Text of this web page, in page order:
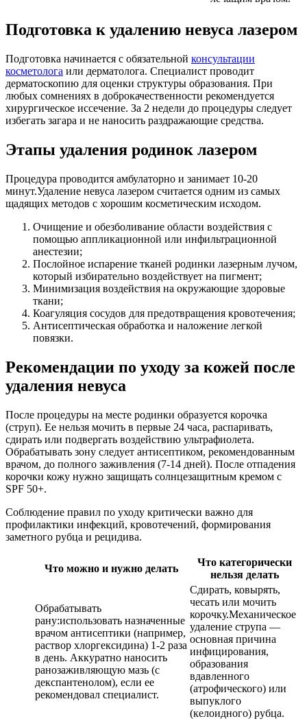
Подготовка к удалению невуса лазером
Подготовка начинается с обязательной консультации
косметолога или дерматолога. Специалист проводит
дерматоскопию для оценки структуры образования. При
любых сомнениях в доброкачественности рекомендуется
хирургическое иссечение. За 2 недели до процедуры следует
избегать загара и не наносить раздражающие средства.
Этапы удаления родинок лазером
Процедура проводится амбулаторно и занимает 10-20
минут.Удаление невуса лазером считается одним из самых
щадящих методов с хорошим косметическим исходом.
Очищение и обезболивание области воздействия с
помощью аппликационной или инфильтрационной
анестезии;
Послойное испарение тканей родинки лазерным лучом,
который избирательно воздействует на пигмент;
Минимизация воздействия на окружающие здоровые
ткани;
Коагуляция сосудов для предотвращения кровотечения;
Антисептическая обработка и наложение легкой
повязки.
Рекомендации по уходу за кожей после
удаления невуса
После процедуры на месте родинки образуется корочка
(струп). Ее нельзя мочить в первые 24 часа, распаривать,
сдирать или подвергать воздействию ультрафиолета.
Обрабатывать зону следует антисептиком, рекомендованным
врачом, до полного заживления (7-14 дней). После отпадения
корочки кожу нужно защищать солнцезащитным кремом с
SPF 50+.
Соблюдение правил по уходу критически важно для
профилактики инфекций, кровотечений, формирования
заметного рубца и рецидива.
Что можно и нужно делать
Что категорически
нельзя делать
Обрабатывать
рану:использовать назначенные
врачом антисептики (например,
раствор хлоргексидина) 1-2 раза
в день. Аккуратно наносить
ранозаживляющую мазь (с
декспантенолом), если ее
рекомендовал специалист.
Сдирать, ковырять,
чесать или мочить
корочку.Механическое
удаление струпа —
основная причина
инфицирования,
образования
вдавленного
(атрофического) или
выпуклого
(келоидного) рубца.